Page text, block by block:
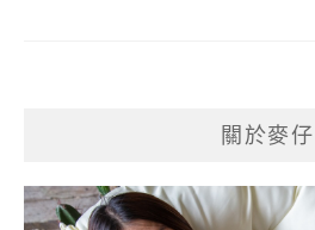
關於麥仔